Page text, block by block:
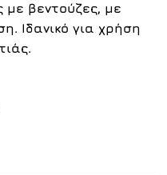
με βεντούζες, με
Ιδανικό για χρήση